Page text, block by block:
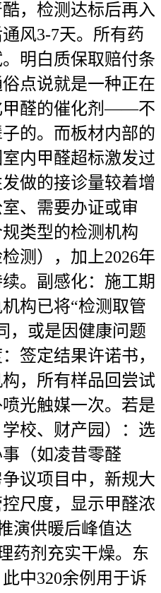
，检测达标后再入
风3-7天。所有药
明白质保取赔付条
说就是一种正在
甲醛的催化剂——不
的。而板材内部的
内甲醛超标激发过
做的接诊量较着增
、需要办证或审
类型的检测机构
测），加上2026年
。副感化：施工期
构已将“检测取管
，或是因健康问题
签定结果许诺书，
，所有样品回尝试
光触媒一次。若是
校、财产园）：选
（如凌昔零醛
议项目中，新规大
尺度，显示甲醛浓
演供暖后峰值达
药剂充实干燥。东
中320余例用于诉